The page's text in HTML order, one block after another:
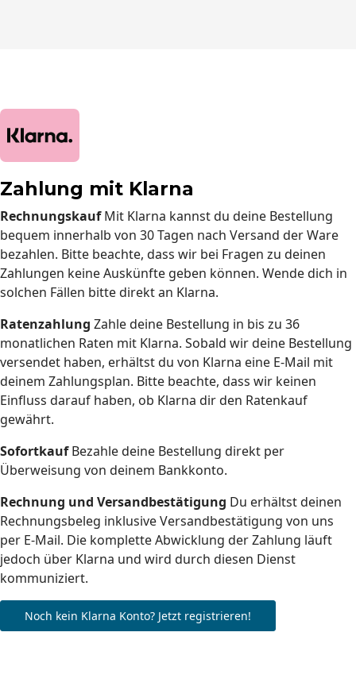
Zahlung mit Klarna
RechnungskaufMit Klarna kannst du deine Bestellung
bequem innerhalb von 30 Tagen nach Versand der Ware
bezahlen. Bitte beachte, dass wir bei Fragen zu deinen
Zahlungen keine Auskünfte geben können. Wende dich in
solchen Fällen bitte direkt an Klarna.
Ratenzahlung Zahle deine Bestellung in bis zu 36
monatlichen Raten mit Klarna. Sobald wir deine Bestellung
versendet haben, erhältst du von Klarna eine E-Mail mit
deinem Zahlungsplan. Bitte beachte, dass wir keinen
Einfluss darauf haben, ob Klarna dir den Ratenkauf
gewährt.
SofortkaufBezahle deine Bestellung direkt per
Überweisung von deinem Bankkonto.
Rechnung und Versandbestätigung Du erhältst deinen
Rechnungsbeleg inklusive Versandbestätigung von uns
per E-Mail. Die komplette Abwicklung der Zahlung läuft
jedoch über Klarna und wird durch diesen Dienst
kommuniziert.
Noch kein Klarna Konto? Jetzt registrieren!